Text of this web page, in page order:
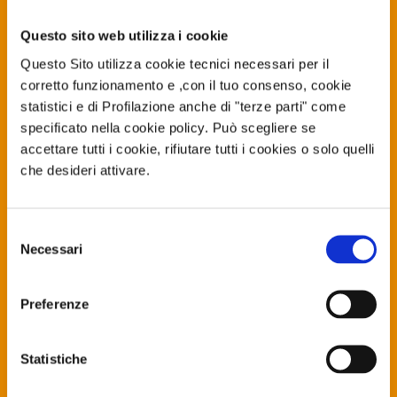
Questo sito web utilizza i cookie
Questo Sito utilizza cookie tecnici necessari per il
corretto funzionamento e ,con il tuo consenso, cookie
statistici e di Profilazione anche di "terze parti" come
specificato nella cookie policy. Può scegliere se
accettare tutti i cookie, rifiutare tutti i cookies o solo quelli
che desideri attivare.
delNecessari
Preferenze
Statistiche
A COSA SERVE
TURBOLETTURA
TRATTARE LA DISLESSIA
un’applicazione studiata da
esponente italiano di DSA – e